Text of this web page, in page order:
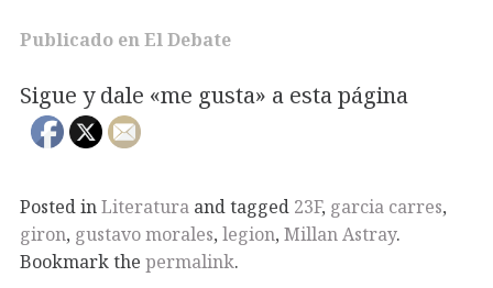
Publicado en El Debate
Sigue y dale «me gusta» a esta página
Posted inLiteratura and tagged 23F, garcia carres,
giron, gustavo morales, legion, Millan Astray.
Bookmark the permalink.